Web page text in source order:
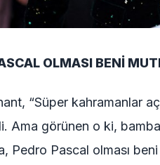
OLMASI BENİ
“Süper kahramanlar
Ama görünen o ki,
Pedro Pascal olması